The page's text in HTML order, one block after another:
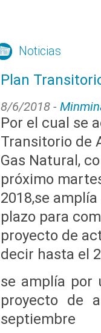
Noticias
Plan
8/6/2018 -
Por el cual se
Transitorio de
Gas Natural,
próximo
2018,se
plazo para
proyecto de
decir hasta el
se amplía por
proyecto de
septiembre